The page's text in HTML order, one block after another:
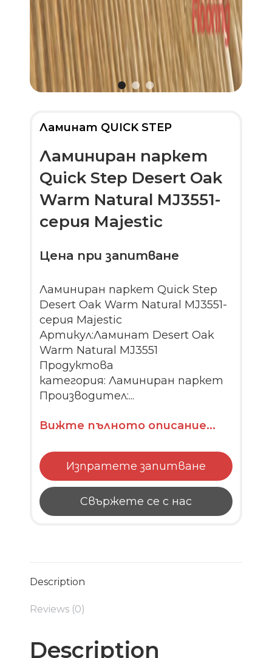
Ламинат QUICK STEP
Ламиниран паркет
Quick Step Desert Oak
Warm Natural MJ3551-
серия Majestic
Цена при запитване
Ламиниран паркет Quick Step
Desert Oak Warm Natural MJ3551-
серия Majestic
Артикул:Ламинат Desert Oak
Warm Natural MJ3551
Продуктова
категория: Ламиниран паркет
Производител:...
Вижте пълното описание...
Изпратете запитване
Свържете се с нас
Description
Reviews (0)
Description